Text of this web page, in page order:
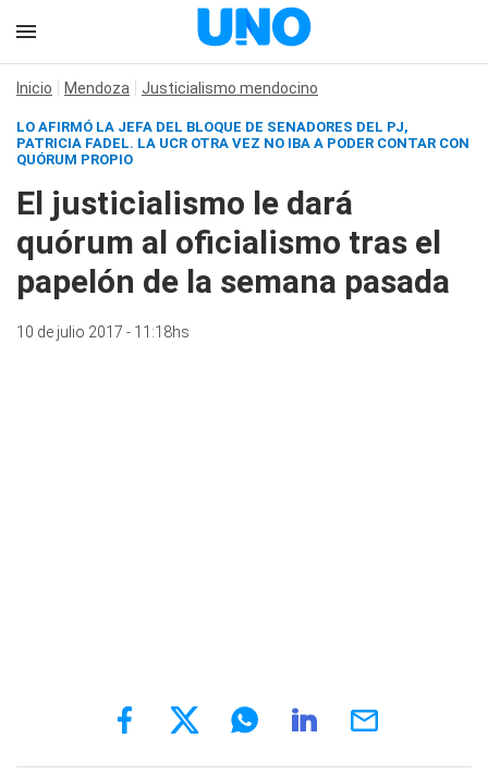
Inicio Mendoza Justicialismo mendocino
LO AFIRMÓ LA JEFA DEL BLOQUE DE SENADORES DEL PJ,
PATRICIA FADEL. LA UCR OTRA VEZ NO IBA A PODER CONTAR CON
QUÓRUM PROPIO
El justicialismo le dará
quórum al oficialismo tras el
papelón de la semana pasada
10 de julio 2017 - 11:18hs